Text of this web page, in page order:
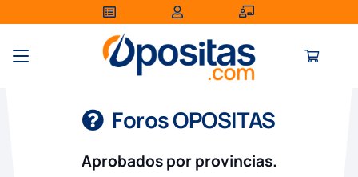
Foros OPOSITAS
Aprobados por provincias.